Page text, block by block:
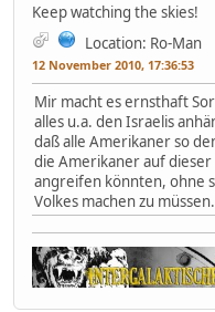
Keep watching the skies!
Location: Ro-Man
12 November 2010, 17:36:53
Mir macht es ernsthaft
alles u.a. den Israelis
daß alle Amerikaner so
die Amerikaner auf dieser
angreifen könnten, ohne
Volkes machen zu müssen.